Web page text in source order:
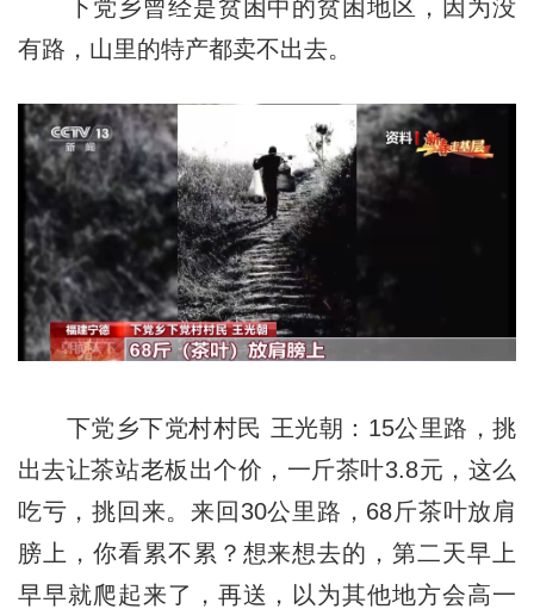
下党乡曾经是贫困中的贫困地区，因为没
有路，山里的特产都卖不出去。
下党乡下党村村民 王光朝：15公里路，挑
出去让茶站老板出个价，一斤茶叶3.8元，这么
吃亏，挑回来。来回30公里路，68斤茶叶放肩
膀上，你看累不累？想来想去的，第二天早上
早早就爬起来了，再送，以为其他地方会高一